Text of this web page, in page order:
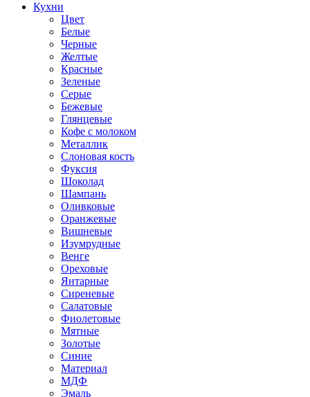
Кухни
Цвет
Белые
Черные
Желтые
Красные
Зеленые
Серые
Бежевые
Глянцевые
Кофе с молоком
Металлик
Слоновая кость
Фуксия
Шоколад
Шампань
Оливковые
Оранжевые
Вишневые
Изумрудные
Венге
Ореховые
Янтарные
Сиреневые
Салатовые
Фиолетовые
Мятные
Золотые
Синие
Материал
МДФ
Эмаль